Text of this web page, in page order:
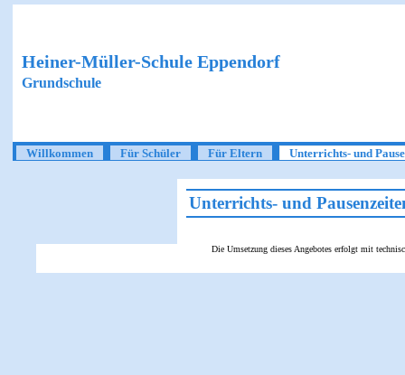
Heiner-Müller-Schule Eppendorf
Grundschule
Willkommen Für Schüler Für Eltern Unterrichts- und
Unterrichts- und
Die Umsetzung dieses Angebotes erfolgt mit